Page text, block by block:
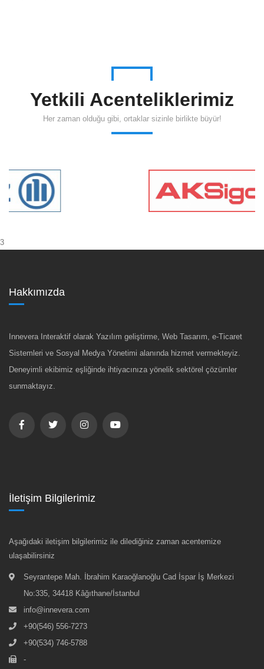
Yetkili Acenteliklerimiz
Her zaman olduğu gibi, ortaklar sizinle birlikte büyür!
3
Hakkımızda
Innevera Interaktif olarak Yazılım geliştirme, Web Tasarım, e-Ticaret
Sistemleri ve Sosyal Medya Yönetimi alanında hizmet vermekteyiz.
Deneyimli ekibimiz eşliğinde ihtiyacınıza yönelik sektörel çözümler
sunmaktayız.
İletişim Bilgilerimiz
Aşağıdaki iletişim bilgilerimiz ile dilediğiniz zaman acentemize
ulaşabilirsiniz
Seyrantepe Mah. İbrahim Karaoğlanoğlu Cad İspar İş Merkezi
No:335, 34418 Kâğıthane/İstanbul
info@innevera.com
+90(546) 556-7273
+90(534) 746-5788
-